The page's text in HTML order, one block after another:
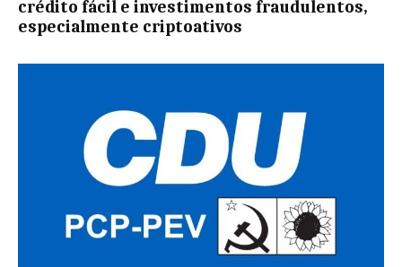
crédito fácil e investimentos fraudulentos,
especialmente criptoativos